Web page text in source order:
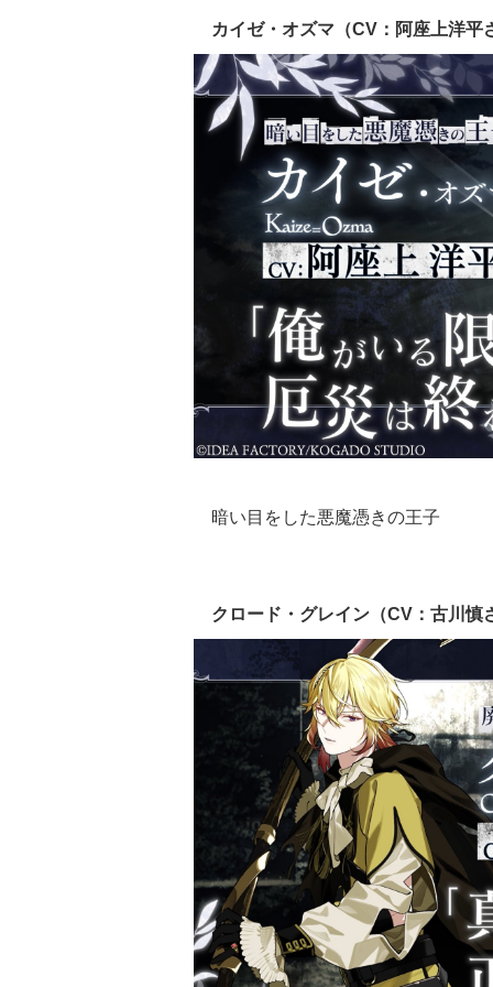
カイゼ・オズマ（CV：阿座上洋平
暗い目をした悪魔憑きの王子
クロード・グレイン（CV：古川慎